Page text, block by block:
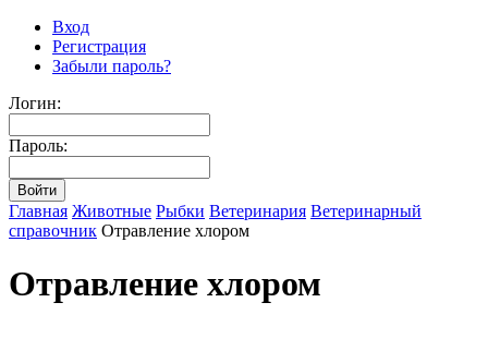
Вход
Регистрация
Забыли пароль?
Логин:
Пароль:
Главная Животные Рыбки Ветеринария Ветеринарный
справочник Отравление хлором
Отравление хлором